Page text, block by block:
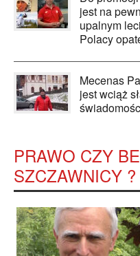
jest na
upalnym
Polacy
Mecenas
jest wciąż
PRAWO CZY
SZCZAWNICY ?